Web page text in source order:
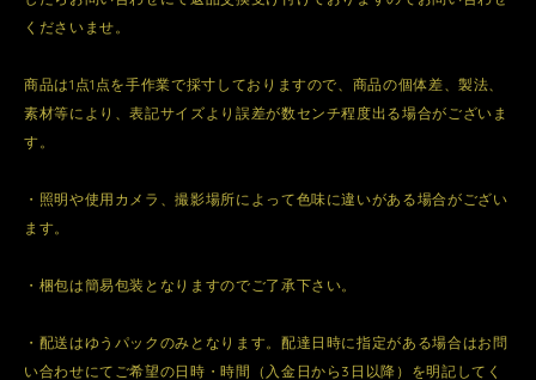
くださいませ。
商品は1点1点を手作業で採寸しておりますので、商品の個体差、製法、
素材等により、表記サイズより誤差が数センチ程度出る場合がございま
す。
・照明や使用カメラ、撮影場所によって色味に違いがある場合がござい
ます。
・梱包は簡易包装となりますのでご了承下さい。
・配送はゆうパックのみとなります。配達日時に指定がある場合はお問
い合わせにてご希望の日時・時間（入金日から3日以降）を明記してく